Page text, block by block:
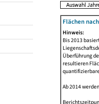
Flächen
Hinweis:
Bis 2013
Überführung
resultieren
Ab 2014